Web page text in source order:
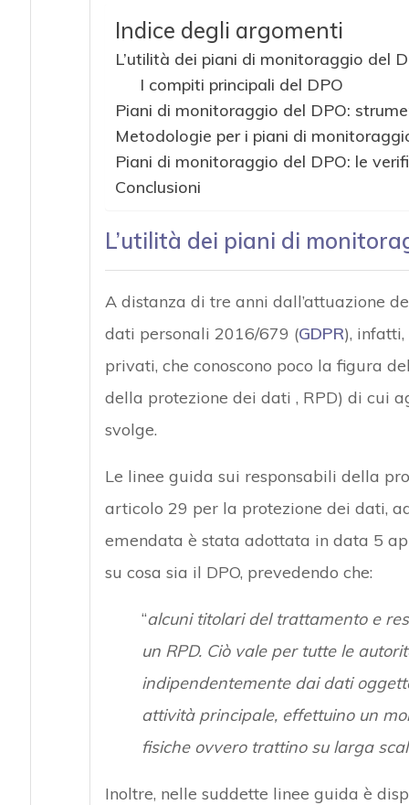
Indice degli argomenti
L’utilità dei piani di monitoraggio del
I compiti principali del DPO
Piani di monitoraggio del DPO:
Metodologie per i piani di
Piani di monitoraggio del DPO: le
Conclusioni
L’utilità dei piani di
A distanza di tre anni dall’attuazione
dati personali 2016/679 (GDPR),
privati, che conoscono poco la figura
della protezione dei dati , RPD) di cui
svolge.
Le linee guida sui responsabili della
articolo 29 per la protezione dei dati,
emendata è stata adottata in data 5
su cosa sia il DPO, prevedendo che:
“alcuni titolari del trattamento e
un RPD. Ciò vale per tutte le
indipendentemente dai dati
attività principale, effettuino un
fisiche ovvero trattino su larga
Inoltre, nelle suddette linee guida è